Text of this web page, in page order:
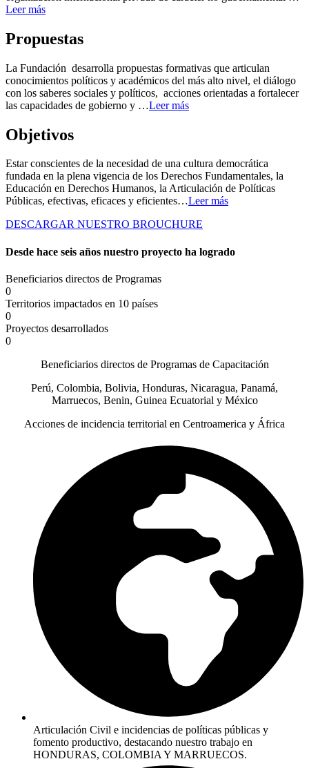
Leer más
Propuestas
La Fundación desarrolla propuestas formativas que articulan
conocimientos políticos y académicos del más alto nivel, el diálogo
con los saberes sociales y políticos, acciones orientadas a fortalecer
las capacidades de gobierno y …Leer más
Objetivos
Estar conscientes de la necesidad de una cultura democrática
fundada en la plena vigencia de los Derechos Fundamentales, la
Educación en Derechos Humanos, la Articulación de Políticas
Públicas, efectivas, eficaces y eficientes…Leer más
DESCARGAR NUESTRO BROUCHURE
Desde hace seis años nuestro proyecto ha logrado
Beneficiarios directos de Programas
0
Territorios impactados en 10 países
0
Proyectos desarrollados
0
Beneficiarios directos de Programas de Capacitación
Perú, Colombia, Bolivia, Honduras, Nicaragua, Panamá,
Marruecos, Benin, Guinea Ecuatorial y México
Acciones de incidencia territorial en Centroamerica y África
Articulación Civil e incidencias de políticas públicas y
fomento productivo, destacando nuestro trabajo en
HONDURAS, COLOMBIA Y MARRUECOS.